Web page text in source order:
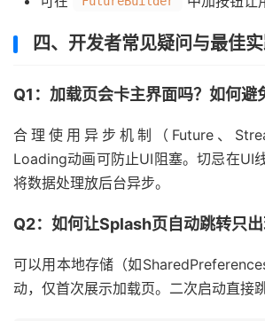
四、开发者常见疑问与最佳
Q1：加载页会卡主界面吗？如何避
合理使用异步机制（Future、
Loading动画可防止UI阻塞。切忌在UI
将数据处理放后台异步。
Q2：如何让Splash页自动跳转只出
可以用本地存储（如
动，仅首次展示加载页。二次启动直接